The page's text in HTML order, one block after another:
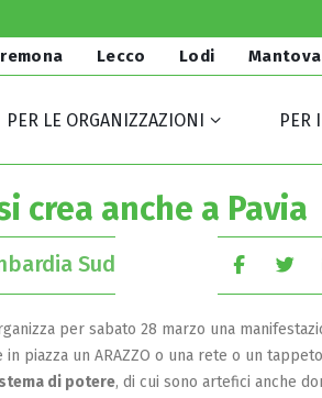
Lecco Lodi Mantova
PER LE ORGANIZZAZIONI PER
crea anche a Pavia
Sud
per sabato 28 marzo una
piazza un ARAZZO o una rete o un
di potere, di cui sono artefici anche